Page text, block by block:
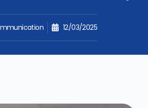
12/03/2025